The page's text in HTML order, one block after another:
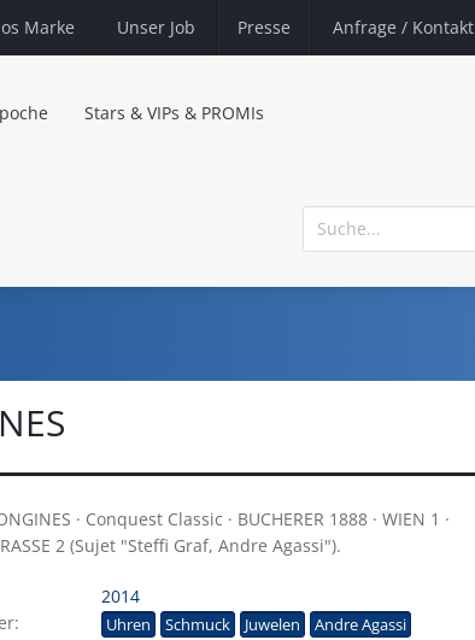
Marke Unser Job Presse Anfrage / Kontakt
Stars & VIPs & PROMIs
· Conquest Classic · BUCHERER 1888 · WIEN 1 ·
2 (Sujet "Steffi Graf, Andre Agassi").
2014
Uhren Schmuck Juwelen
Andre Agassi